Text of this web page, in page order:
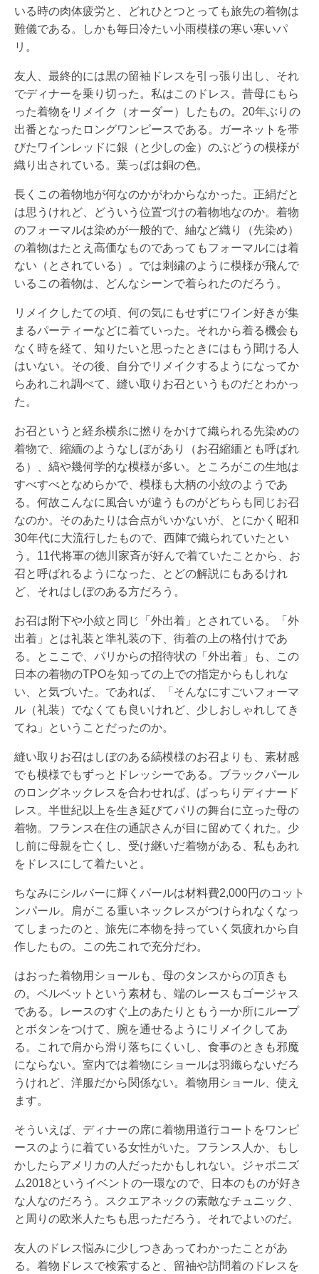
いる時の肉体疲労と、どれひとつとっても旅先の着物は
難儀である。しかも毎日冷たい小雨模様の寒い寒いパ
リ。
友人、最終的には黒の留袖ドレスを引っ張り出し、それ
でディナーを乗り切った。私はこのドレス。昔母にもら
った着物をリメイク（オーダー）したもの。20年ぶりの
出番となったロングワンピースである。ガーネットを帯
びたワインレッドに銀（と少しの金）のぶどうの模様が
織り出されている。葉っぱは銅の色。
長くこの着物地が何なのかがわからなかった。正絹だと
は思うけれど、どういう位置づけの着物地なのか。着物
のフォーマルは染めが一般的で、紬など織り（先染め）
の着物はたとえ高価なものであってもフォーマルには着
ない（とされている）。では刺繍のように模様が飛んで
いるこの着物は、どんなシーンで着られたのだろう。
リメイクしたての頃、何の気にもせずにワイン好きが集
まるパーティーなどに着ていった。それから着る機会も
なく時を経て、知りたいと思ったときにはもう聞ける人
はいない。その後、自分でリメイクするようになってか
らあれこれ調べて、縫い取りお召というものだとわかっ
た。
お召というと経糸横糸に撚りをかけて織られる先染めの
着物で、縮緬のようなしぼがあり（お召縮緬とも呼ばれ
る）、縞や幾何学的な模様が多い。ところがこの生地は
すべすべとなめらかで、模様も大柄の小紋のようであ
る。何故こんなに風合いが違うものがどちらも同じお召
なのか。そのあたりは合点がいかないが、とにかく昭和
30年代に大流行したもので、西陣で織られていたとい
う。11代将軍の徳川家斉が好んで着ていたことから、お
召と呼ばれるようになった、とどの解説にもあるけれ
ど、それはしぼのある方だろう。
お召は附下や小紋と同じ「外出着」とされている。「外
出着」とは礼装と準礼装の下、街着の上の格付けであ
る。とここで、パリからの招待状の「外出着」も、この
日本の着物のTPOを知っての上での指定からもしれな
い、と気づいた。であれば、「そんなにすごいフォーマ
ル（礼装）でなくても良いけれど、少しおしゃれしてき
てね」ということだったのか。
縫い取りお召はしぼのある縞模様のお召よりも、素材感
でも模様でもずっとドレッシーである。ブラックパール
のロングネックレスを合わせれば、ばっちりディナード
レス。半世紀以上を生き延びてパリの舞台に立った母の
着物。フランス在住の通訳さんが目に留めてくれた。少
し前に母親を亡くし、受け継いだ着物がある、私もあれ
をドレスにして着たいと。
ちなみにシルバーに輝くパールは材料費2,000円のコット
ンパール。肩がこる重いネックレスがつけられなくなっ
てしまったのと、旅先に本物を持っていく気疲れから自
作したもの。この先これで充分だわ。
はおった着物用ショールも、母のタンスからの頂きも
の。ベルベットという素材も、端のレースもゴージャス
である。レースのすぐ上のあたりともう一か所にループ
とボタンをつけて、腕を通せるようにリメイクしてあ
る。これで肩から滑り落ちにくいし、食事のときも邪魔
にならない。室内では着物にショールは羽織らないだろ
うけれど、洋服だから関係ない。着物用ショール、使え
ます。
そういえば、ディナーの席に着物用道行コートをワンピ
ースのように着ている女性がいた。フランス人か、もし
かしたらアメリカの人だったかもしれない。ジャポニズ
ム2018というイベントの一環なので、日本のものが好き
な人なのだろう。スクエアネックの素敵なチュニック、
と周りの欧米人たちも思っただろう。それでよいのだ。
友人のドレス悩みに少しつきあってわかったことがあ
る。着物ドレスで検索すると、留袖や訪問着のドレスを